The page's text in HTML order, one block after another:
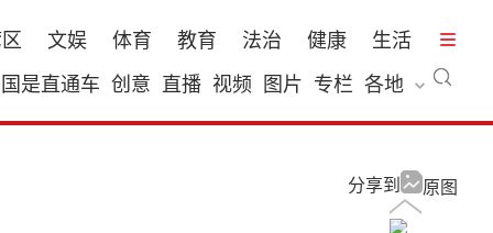
文娱 体育 教育 法治 健康
生活
国是直通车 创意 直播 视频 图片 专栏 各地
原图
分享到